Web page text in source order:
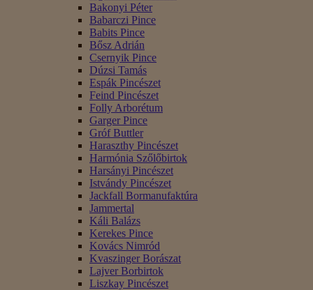
Bakonyi Péter
Babarczi Pince
Babits Pince
Bősz Adrián
Csernyik Pince
Dúzsi Tamás
Espák Pincészet
Feind Pincészet
Folly Arborétum
Garger Pince
Gróf Buttler
Haraszthy Pincészet
Harmónia Szőlőbirtok
Harsányi Pincészet
Istvándy Pincészet
Jackfall Bormanufaktúra
Jammertal
Káli Balázs
Kerekes Pince
Kovács Nimród
Kvaszinger Borászat
Lajver Borbirtok
Liszkay Pincészet